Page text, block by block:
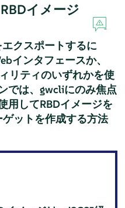
イメージ
クスポートするに
インタフェースか、
リティのいずれかを使
では、gwcliにのみ焦点
用してRBDイメージを
ットを作成する方法